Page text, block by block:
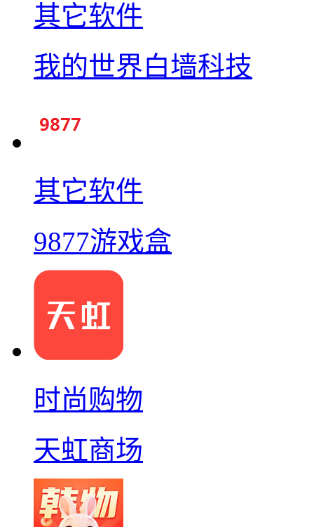
其它软件
我的世界白墙科技
其它软件
9877游戏盒
时尚购物
天虹商场